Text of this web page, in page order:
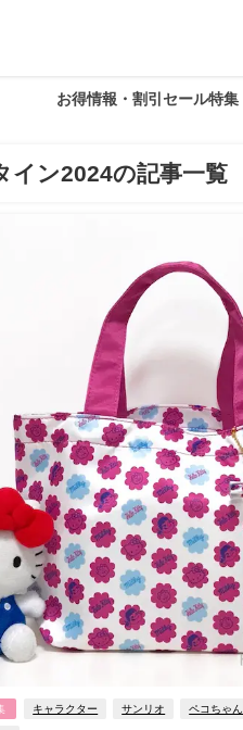
お得情報・割引セール特集
イン2024の記事一覧
キャラクター サンリオ ペコちゃん